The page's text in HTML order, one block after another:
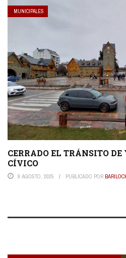
MUNICIPALES
CERRADO EL TRÁNSITO
CÍVICO
9 AGOSTO, 2025 PUBLICADO POR